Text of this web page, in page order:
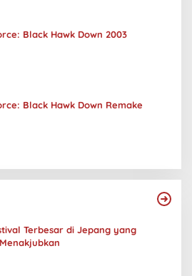
Black Hawk Down 2003
Black Hawk Down Remake
Terbesar di Jepang yang